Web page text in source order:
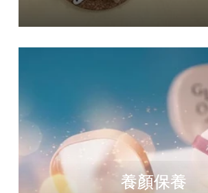
養顏保養